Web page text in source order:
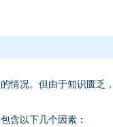
情况。但由于知识匮乏
含以下几个因素：